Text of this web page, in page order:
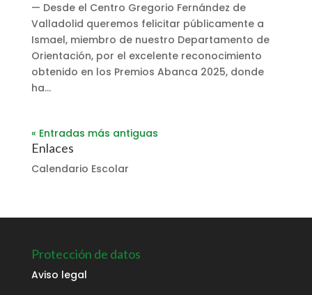
— Desde el Centro Gregorio Fernández de
Valladolid queremos felicitar públicamente a
Ismael, miembro de nuestro Departamento de
Orientación, por el excelente reconocimiento
obtenido en los Premios Abanca 2025, donde
ha...
« Entradas más antiguas
Enlaces
Calendario Escolar
Protección de datos
Aviso legal